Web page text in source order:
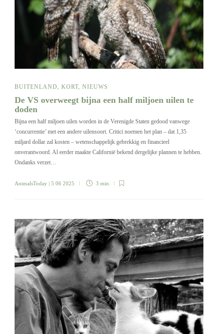
BUITENLAND KORT NIEUWS
De VS overweegt bijna een half miljoen uilen te
doden
Bijna een half miljoen uilen worden in de Verenigde Staten gedood vanwege
‘concurrentie’ met een andere uilensoort. Critici noemen het plan – dat 1,35
miljard dollar zal kosten – wetenschappelijk gebrekkig en financieel
onverantwoord. Al eerder maakte Californië bekend dergelijke plannen te hebben.
Ondanks verzet…
AnimalsToday | 5 06 2025 3 min